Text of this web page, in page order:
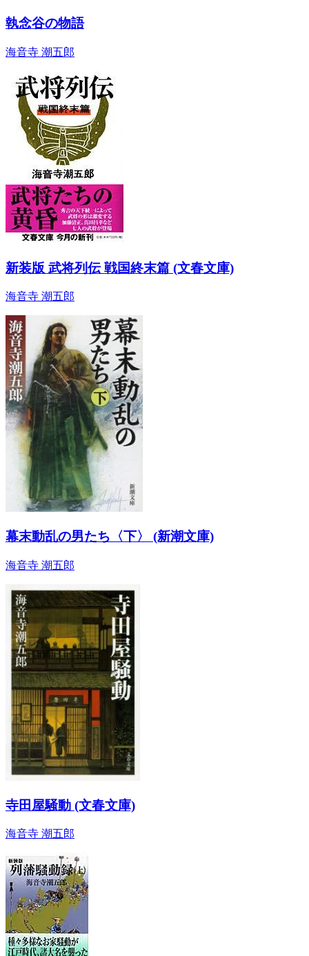
執念谷の物語
海音寺 潮五郎
新装版 武将列伝 戦国終末篇 (文春文庫)
海音寺 潮五郎
幕末動乱の男たち〈下〉 (新潮文庫)
海音寺 潮五郎
寺田屋騒動 (文春文庫)
海音寺 潮五郎